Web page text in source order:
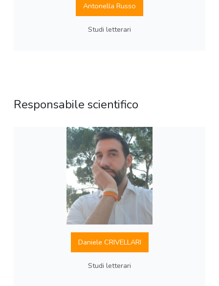
Antonella Russo
Studi letterari
Responsabile scientifico
Daniele CRIVELLARI
Studi letterari